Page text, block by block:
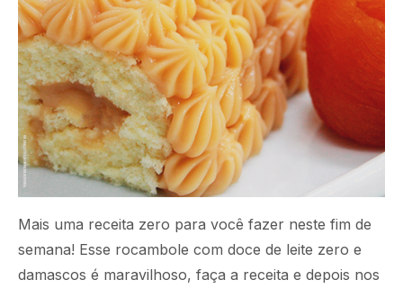
Mais uma receita zero para você fazer neste fim de
semana! Esse rocambole com doce de leite zero e
damascos é maravilhoso, faça a receita e depois nos